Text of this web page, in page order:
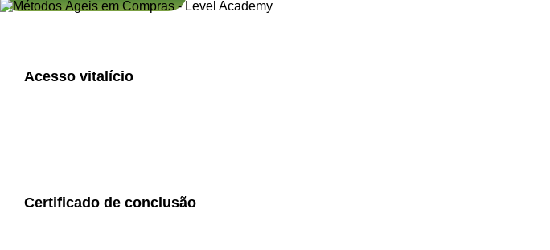
Acesso vitalício
Certificado de conclusão